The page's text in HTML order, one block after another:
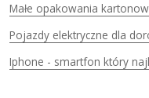
Małe opakowania
Pojazdy elektryczne dla
Iphone - smartfon który